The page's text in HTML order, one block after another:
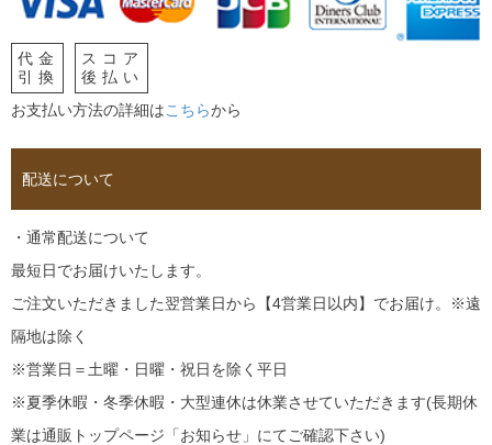
代金
引換
スコア
後払い
お支払い方法の詳細はこちらから
配送について
・通常配送について
最短日でお届けいたします。
ご注文いただきました翌営業日から【4営業日以内】でお届け。※遠
隔地は除く
※営業日＝土曜・日曜・祝日を除く平日
※夏季休暇・冬季休暇・大型連休は休業させていただきます(長期休
業は通販トップページ「お知らせ」にてご確認下さい)